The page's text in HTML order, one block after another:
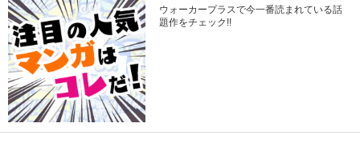
ウォーカープラスで今一番読まれている話
題作をチェック!!